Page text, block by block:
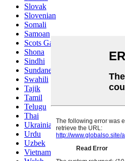
Slovak
Slovenian
Somali
Samoan
Scots Gaelic
Shona
Sindhi
Sundanese
Swahili
Tajik
Tamil
Telugu
Thai
Ukrainian
Urdu
Uzbek
Vietnamese